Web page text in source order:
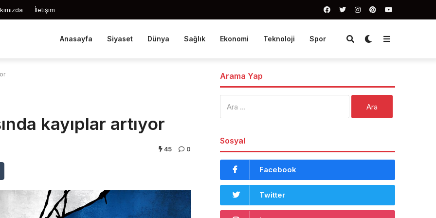
İletişim
Anasayfa Siyaset Dünya Sağlık Ekonomi Teknoloji Spor
kayıplar artıyor
45 0
Arama Yap
Sosyal
Facebook
Twitter